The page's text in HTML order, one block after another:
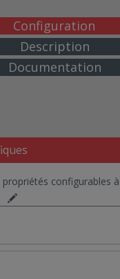
(locaux techniques)
Configuration
Description
Documentation
propriétés configurables